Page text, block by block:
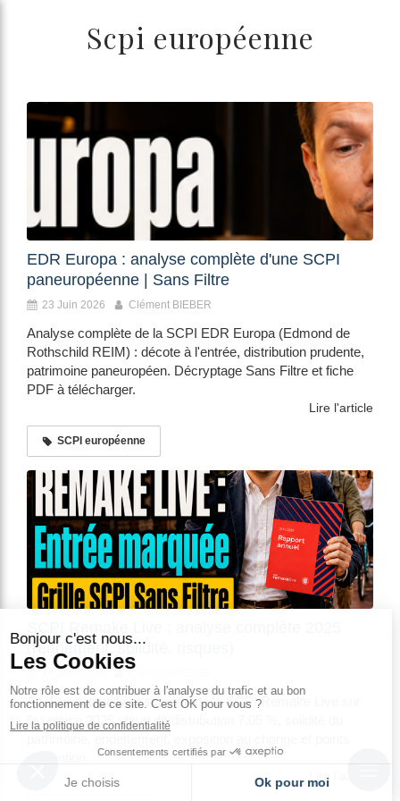
Scpi européenne
EDR Europa : analyse complète d'une SCPI
paneuropéenne | Sans Filtre
23 Juin 2026 Clément BIEBER
Analyse complète de la SCPI EDR Europa (Edmond de
Rothschild REIM) : décote à l'entrée, distribution prudente,
patrimoine paneuropéen. Décryptage Sans Filtre et fiche
PDF à télécharger.
Lire l'article
SCPI européenne
(rendement, solidité, risques)
Analyse factuelle et sourcée de la SCPI Remake Live sur
l'exercice 2025 : taux de distribution 7,05 %, solidité du
Lire l'article